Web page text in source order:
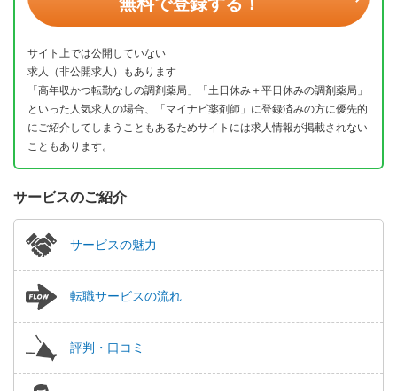
サイト上では公開していない
求人（非公開求人）もあります
「高年収かつ転勤なしの調剤薬局」「土日休み＋平日休みの調剤薬局」
といった人気求人の場合、「マイナビ薬剤師」に登録済みの方に優先的
にご紹介してしまうこともあるためサイトには求人情報が掲載されない
こともあります。
サービスのご紹介
サービスの魅力
転職サービスの流れ
評判・口コミ